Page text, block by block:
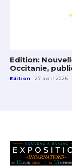
Edition:
Occitanie,
Edition 27 avril 2026